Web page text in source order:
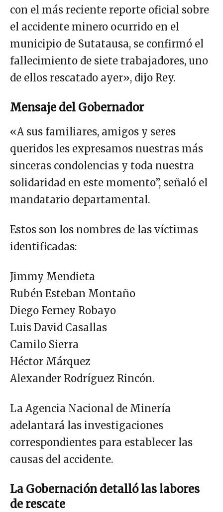
con el más reciente reporte oficial sobre
el accidente minero ocurrido en el
municipio de Sutatausa, se confirmó el
fallecimiento de siete trabajadores, uno
de ellos rescatado ayer», dijo Rey.
Mensaje del Gobernador
«A sus familiares, amigos y seres
queridos les expresamos nuestras más
sinceras condolencias y toda nuestra
solidaridad en este momento”, señaló el
mandatario departamental.
Estos son los nombres de las víctimas
identificadas:
Jimmy Mendieta
Rubén Esteban Montaño
Diego Ferney Robayo
Luis David Casallas
Camilo Sierra
Héctor Márquez
Alexander Rodríguez Rincón.
La Agencia Nacional de Minería
adelantará las investigaciones
correspondientes para establecer las
causas del accidente.
La Gobernación detalló las labores
de rescate